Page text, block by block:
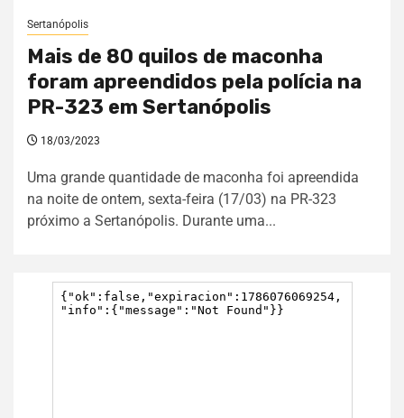
Sertanópolis
Mais de 80 quilos de maconha
foram apreendidos pela polícia na
PR-323 em Sertanópolis
18/03/2023
Uma grande quantidade de maconha foi apreendida
na noite de ontem, sexta-feira (17/03) na PR-323
próximo a Sertanópolis. Durante uma...